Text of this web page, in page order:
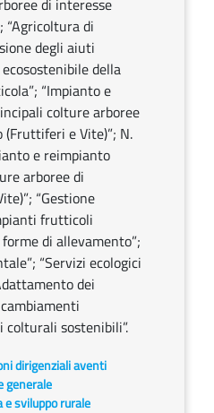
di interesse
“Agricoltura di
degli aiuti
della
“Impianto e
colture arboree
e Vite)”; N.
e reimpianto
arboree di
“Gestione
frutticoli
di allevamento”;
“Servizi ecologici
dei
colturali sostenibili”.
dirigenziali aventi
generale
e sviluppo rurale